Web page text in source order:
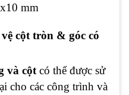
mm
cột tròn & góc có
và cột có thể được sử
cho các công trình và